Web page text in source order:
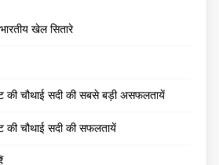
खेल सितारे
की चौथाई सदी की सबसे बड़ी असफलतायें
की चौथाई सदी की सफलतायें